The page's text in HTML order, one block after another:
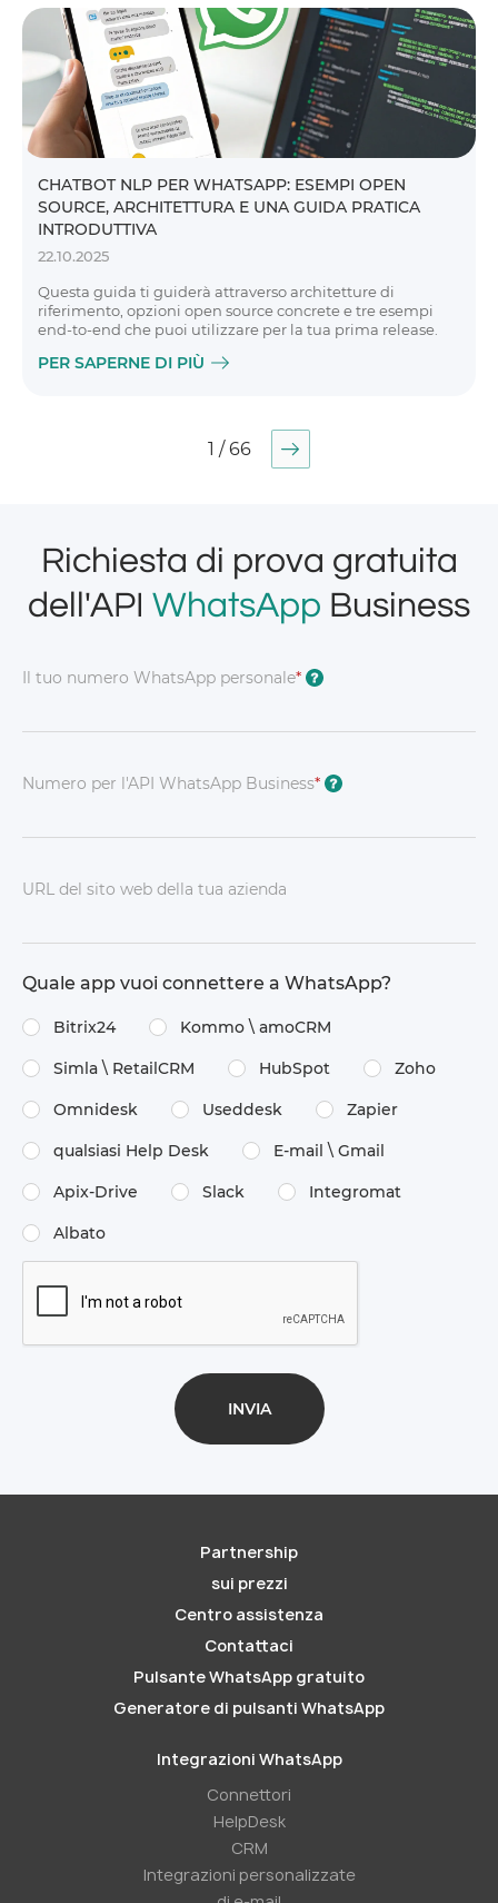
CHATBOT NLP PER WHATSAPP: ESEMPI OPEN
SOURCE, ARCHITETTURA E UNA GUIDA PRATICA
INTRODUTTIVA
22.10.2025
Questa guida ti guiderà attraverso architetture di
riferimento, opzioni open source concrete e tre esempi
end-to-end che puoi utilizzare per la tua prima release.
PER SAPERNE DI PIÙ
1 / 66
Richiesta di prova gratuita
dell'API WhatsApp Business
Il tuo numero WhatsApp personale* ?
Numero per l'API WhatsApp Business* ?
URL del sito web della tua azienda
Quale app vuoi connettere a WhatsApp?
Bitrix24 Kommo \​ amoCRM
Simla \​ RetailCRM HubSpot Zoho
Omnidesk Useddesk Zapier
qualsiasi Help Desk E-mail \​ Gmail
Apix-Drive Slack Integromat
Albato
Partnership
sui prezzi
Centro assistenza
Contattaci
Pulsante WhatsApp gratuito
Generatore di pulsanti WhatsApp
Integrazioni WhatsApp
Connettori
HelpDesk
CRM
Integrazioni personalizzate